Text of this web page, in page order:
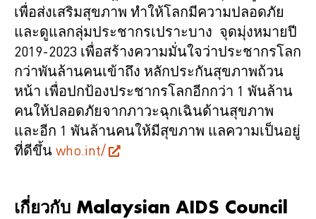
เพื่อส่งเสริมสุขภาพ ทำให้โลกมีความปลอดภัย
และดูแลกลุ่มประชากรเปราะบาง จุดมุ่งหมายปี
2019-2023 เพื่อสร้างความมั่นใจว่าประชากรโลก
กว่าพันล้านคนเข้าถึง หลักประกันสุขภาพถ้วน
หน้า เพื่อปกป้องประชากรโลกอีกกว่า 1 พันล้าน
คนให้ปลอดภัยจากภาวะฉุกเฉินด้านสุขภาพ
และอีก 1 พันล้านคนให้มีสุขภาพ แลความเป็นอยู่
ที่ดีขึ้น who.int/
เกี่ยวกับ Malaysian AIDS Council